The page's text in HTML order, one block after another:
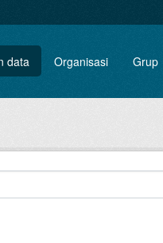
data Organisasi Grup